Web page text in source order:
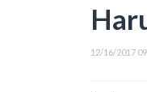
12/16/2017